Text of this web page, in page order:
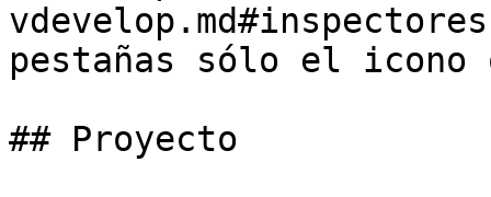
pestañas sólo el
## Proyecto